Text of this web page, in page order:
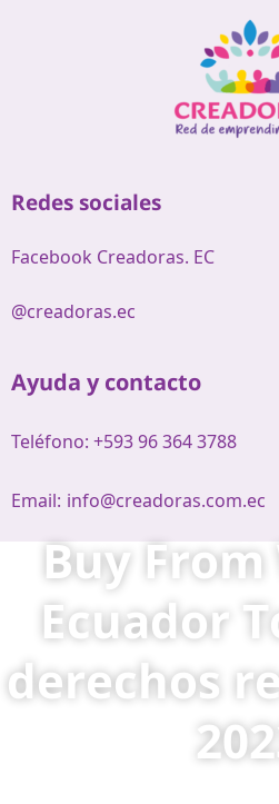
Redes sociales
Facebook Creadoras. EC
@creadoras.ec
Ayuda y contacto
Teléfono: +593 96 364 3788
Email: info@creadoras.com.ec
Buy
Ecuador
derechos